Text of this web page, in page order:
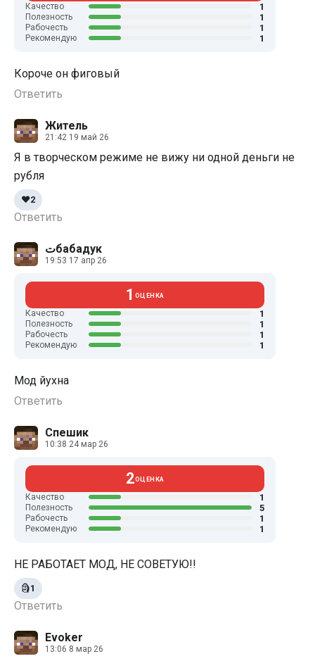
Качество 1
Полезность 1
Рабочесть 1
Рекомендую 1
Короче он фиговый
Ответить
Житель
21:42 19 май 26
Я в творческом режиме не вижу ни одной деньги не
рубля
Ответить
❤️2
تбабадук
19:53 17 апр 26
1 ОЦЕНКА
Качество 1
Полезность 1
Рабочесть 1
Рекомендую 1
Мод йухна
Ответить
Спешик
10:38 24 мар 26
2ОЦЕНКА
Качество 1
Полезность 5
Рабочесть 1
Рекомендую 1
НЕ РАБОТАЕТ МОД, НЕ СОВЕТУЮ!!
Ответить
🗿1
Evoker
13:06 8 мар 26